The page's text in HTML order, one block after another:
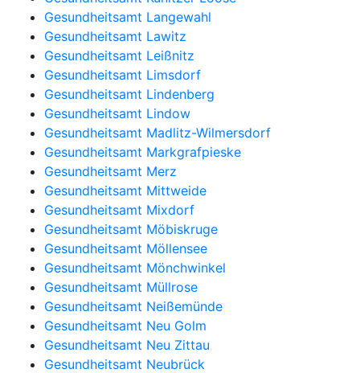
Gesundheitsamt Langewahl
Gesundheitsamt Lawitz
Gesundheitsamt Leißnitz
Gesundheitsamt Limsdorf
Gesundheitsamt Lindenberg
Gesundheitsamt Lindow
Gesundheitsamt Madlitz-Wilmersdorf
Gesundheitsamt Markgrafpieske
Gesundheitsamt Merz
Gesundheitsamt Mittweide
Gesundheitsamt Mixdorf
Gesundheitsamt Möbiskruge
Gesundheitsamt Möllensee
Gesundheitsamt Mönchwinkel
Gesundheitsamt Müllrose
Gesundheitsamt Neißemünde
Gesundheitsamt Neu Golm
Gesundheitsamt Neu Zittau
Gesundheitsamt Neubrück